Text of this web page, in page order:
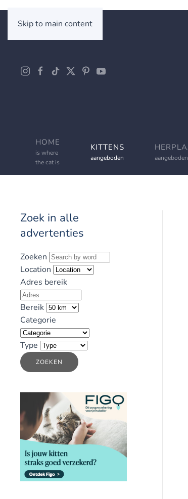
Skip to main content
HOME
is where
the cat is
KITTENS
aangeboden aangeboden
Zoek in alle
advertenties
Zoeken
Location
Adres bereik
Bereik
Categorie
Type
ZOEKEN